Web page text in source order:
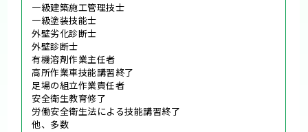
一級建築施工管理技士
一級塗装技能士
外壁劣化診断士
外壁診断士
有機溶剤作業主任者
高所作業車技能講習終了
足場の組立作業責任者
安全衛生教育修了
労働安全衛生法による技能講習終了
他、多数